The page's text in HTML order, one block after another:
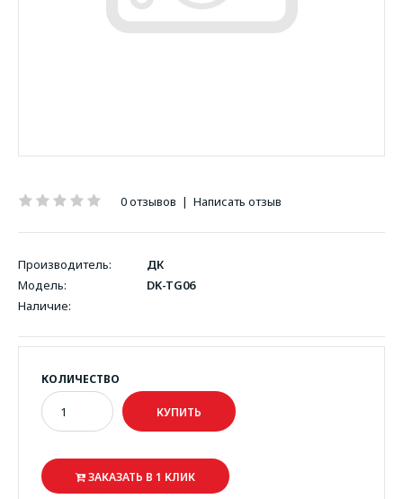
0 отзывов | Написать отзыв
Производитель:
ДК
Модель:
DK-TG06
Наличие:
КОЛИЧЕСТВО
ЗАКАЗАТЬ В 1 КЛИК